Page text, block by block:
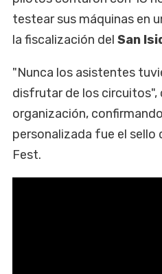
testear sus máquinas en
la fiscalización del San
"Nunca los asistentes
disfrutar de los circuitos",
organización,
personalizada fue el
Fest.